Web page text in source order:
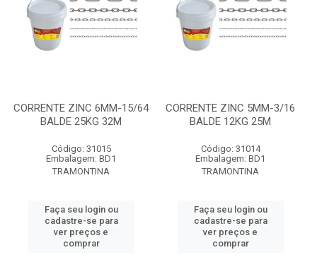
CORRENTE ZINC 6MM-15/64
BALDE 25KG 32M
Código: 31015
Embalagem: BD1
TRAMONTINA
Faça seu login ou
cadastre-se para
ver preços e
comprar
CORRENTE ZINC 5MM-3/16
BALDE 12KG 25M
Código: 31014
Embalagem: BD1
TRAMONTINA
Faça seu login ou
cadastre-se para
ver preços e
comprar